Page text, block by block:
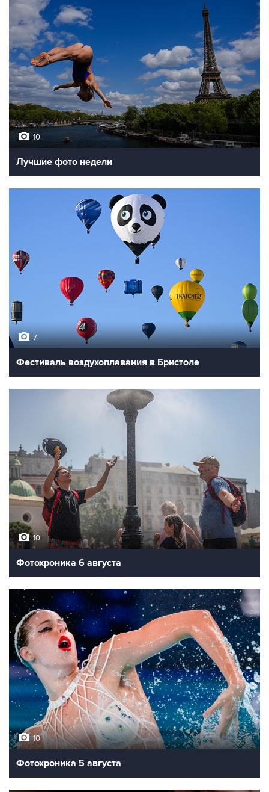
10
Лучшие фото недели
7
Фестиваль воздухоплавания в Бристоле
10
Фотохроника 6 августа
10
Фотохроника 5 августа